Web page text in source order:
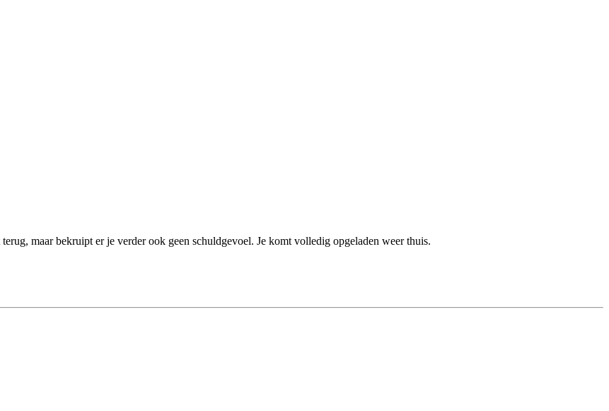
maar bekruipt er je verder ook geen schuldgevoel. Je komt volledig opgeladen weer thuis.